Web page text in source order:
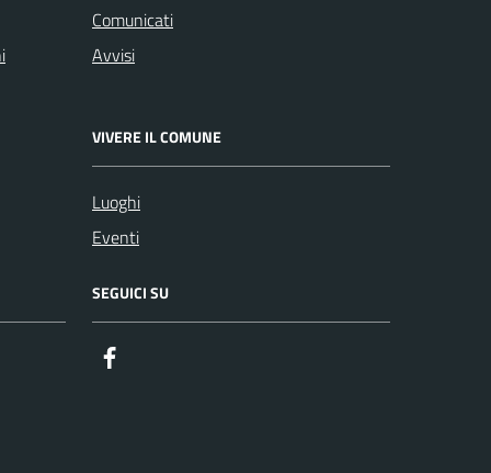
Comunicati
Avvisi
VIVERE IL COMUNE
Luoghi
Eventi
SEGUICI SU